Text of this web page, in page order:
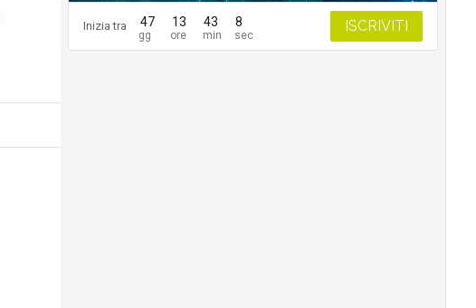
Inizia tra 47 13 43 7 ISCRIVITI